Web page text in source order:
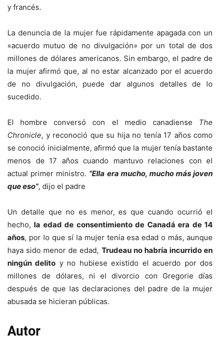
y francés.
La denuncia de la mujer fue rápidamente apagada con un
«acuerdo mutuo de no divulgación» por un total de dos
millones de dólares americanos. Sin embargo, el padre de
la mujer afirmó que, al no estar alcanzado por el acuerdo
de no divulgación, puede dar algunos detalles de lo
sucedido.
El hombre conversó con el medio canadiense The
Chronicle, y reconoció que su hija no tenía 17 años como
se conoció inicialmente, afirmó que la mujer tenía bastante
menos de 17 años cuando mantuvo relaciones con el
actual primer ministro. “Ella era mucho, mucho más joven
que eso”, dijo el padre
Un detalle que no es menor, es que cuando ocurrió el
hecho,la edad de consentimiento de Canadá era de 14
años, por lo que sí la mujer tenía esa edad o más, aunque
haya sido menor de edad, Trudeau no habría incurrido en
ningún delito y no hubiese existido el acuerdo por dos
millones de dólares, ni el divorcio con Gregorie días
después de que las declaraciones del padre de la mujer
abusada se hicieran públicas.
Autor